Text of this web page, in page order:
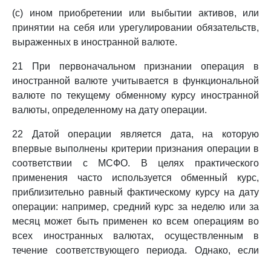
(c) ином приобретении или выбытии активов, или
принятии на себя или урегулировании обязательств,
выраженных в иностранной валюте.
21 При первоначальном признании операция в
иностранной валюте учитывается в функциональной
валюте по текущему обменному курсу иностранной
валюты, определенному на дату операции.
22 Датой операции является дата, на которую
впервые выполнены критерии признания операции в
соответствии с МСФО. В целях практического
применения часто используется обменный курс,
приблизительно равный фактическому курсу на дату
операции: например, средний курс за неделю или за
месяц может быть применен ко всем операциям во
всех иностранных валютах, осуществленным в
течение соответствующего периода. Однако, если